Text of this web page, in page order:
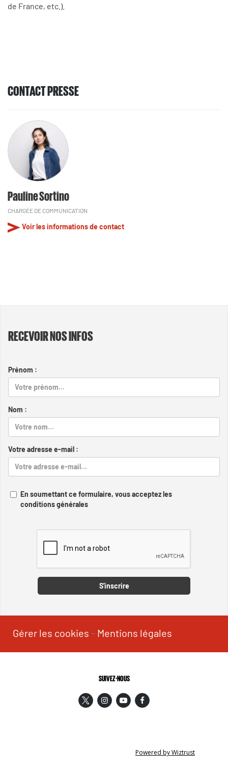
de France, etc.).
CONTACT PRESSE
Pauline Sortino
CHARGÉE DE COMMUNICATION
Voir les informations de contact
RECEVOIR NOS INFOS
Prénom :
Nom :
Votre adresse e-mail :
En soumettant ce formulaire, vous acceptez les
conditions générales
S'inscrire
Gérer les cookies - Mentions légales
SUIVEZ-NOUS
Powered by Wiztrust